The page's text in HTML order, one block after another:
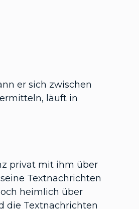
er sich zwischen
läuft in
privat mit ihm über
Textnachrichten
heimlich über
die Textnachrichten